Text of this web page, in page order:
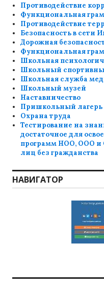
Противодействие
Функциональная
Противодействие
Безопасность в сети
Дорожная
Функциональная
Школьная
Школьный
Школьная служба
Школьный музей
Наставничество
Пришкольный лагерь
Охрана труда
Тестирование на
достаточное для
программ НОО, ООО и
лиц без гражданства
НАВИГАТОР